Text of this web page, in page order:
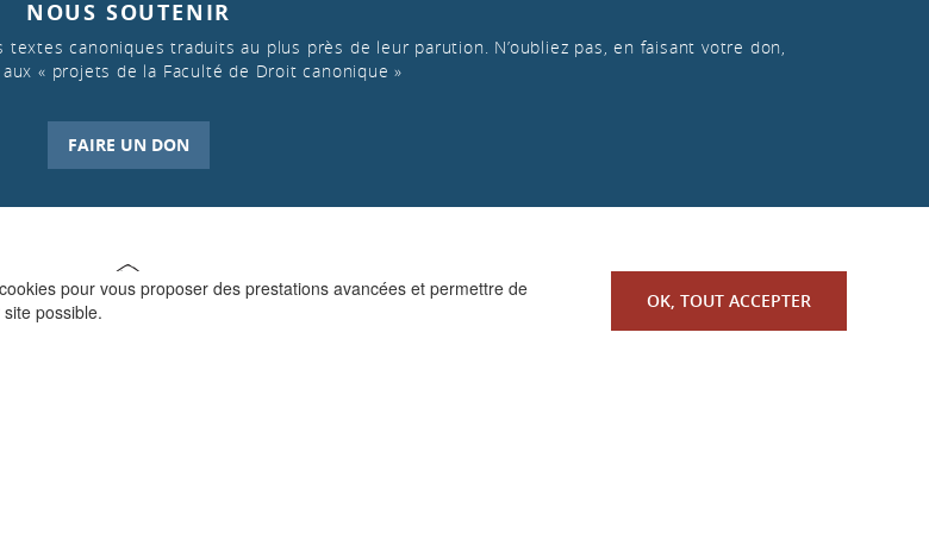
pour vous proposer des prestations avancées et permettre de
possible.
OK, TOUT ACCEPTER
NOUS SOUTENIR
canoniques traduits au plus près de leur parution. N’oubliez pas, en faisant votre don,
« projets de la Faculté de Droit canonique »
FAIRE UN DON